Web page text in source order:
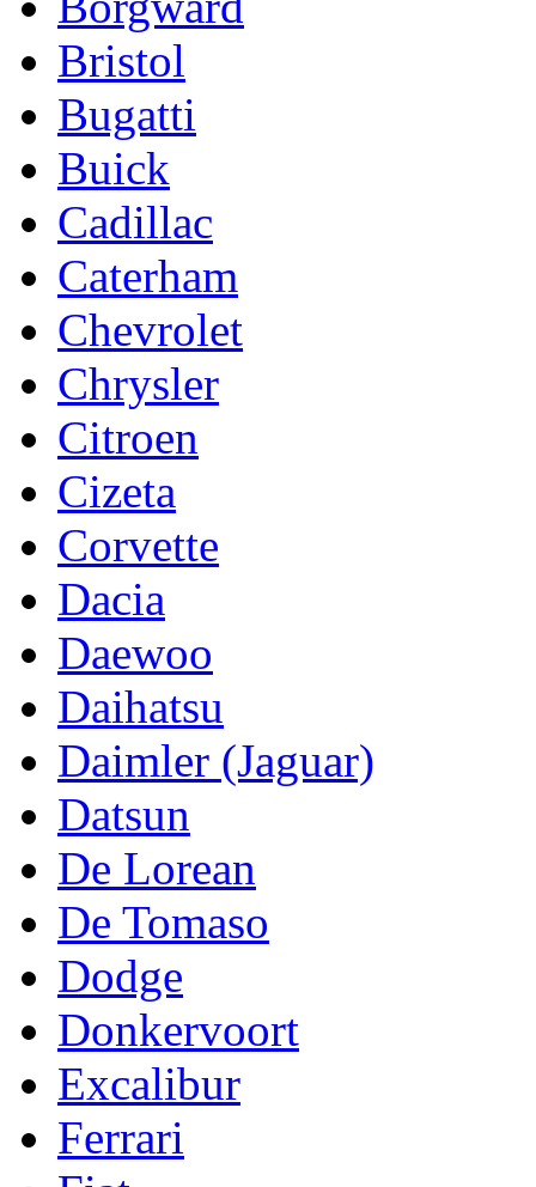
Bristol
Bugatti
Buick
Cadillac
Caterham
Chevrolet
Chrysler
Citroen
Cizeta
Corvette
Dacia
Daewoo
Daihatsu
Daimler (Jaguar)
Datsun
De Lorean
De Tomaso
Dodge
Donkervoort
Excalibur
Ferrari